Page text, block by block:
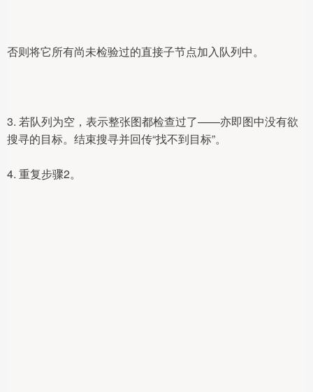
否则将它所有尚未检验过的直接子节点加入队列中。
3. 若队列为空，表示整张图都检查过了——亦即图中没有欲
搜寻的目标。结束搜寻并回传“找不到目标”。
4. 重复步骤2。